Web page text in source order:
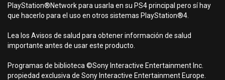
PlayStation®Network para usarla en su PS4 principal pero sí hay
que hacerlo para el uso en otros sistemas PlayStation®4.
Lea los Avisos de salud para obtener información de salud
importante antes de usar este producto.
Programas de biblioteca ©Sony Interactive Entertainment Inc.
propiedad exclusiva de Sony Interactive Entertainment Europe.